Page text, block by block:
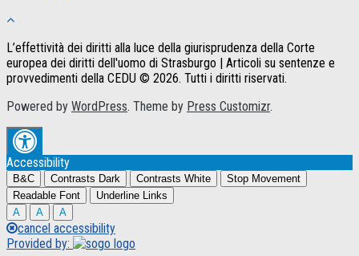
L’effettività dei diritti alla luce della giurisprudenza della Corte
europea dei diritti dell'uomo di Strasburgo | Articoli su sentenze e
provvedimenti della CEDU © 2026. Tutti i diritti riservati.
Powered by WordPress. Theme by Press Customizr.
Accessibility
B&C Contrasts Dark Contrasts White
Stop Movement
Readable Font
Underline Links
A
A A
cancel accessibility
Provided by: